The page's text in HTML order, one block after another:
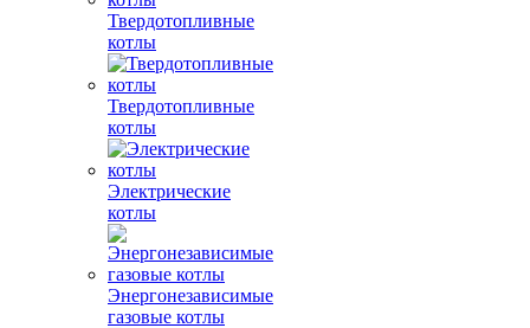
Твердотопливные
котлы
Твердотопливные
котлы
Электрические
котлы
Энергонезависимые
газовые котлы